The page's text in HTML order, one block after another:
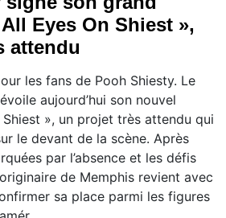
Eyes On Shiest »,
attendu
les fans de Pooh Shiesty. Le
aujourd’hui son nouvel
», un projet très attendu qui
le devant de la scène. Après
par l’absence et les défis
de Memphis revient avec
sa place parmi les figures